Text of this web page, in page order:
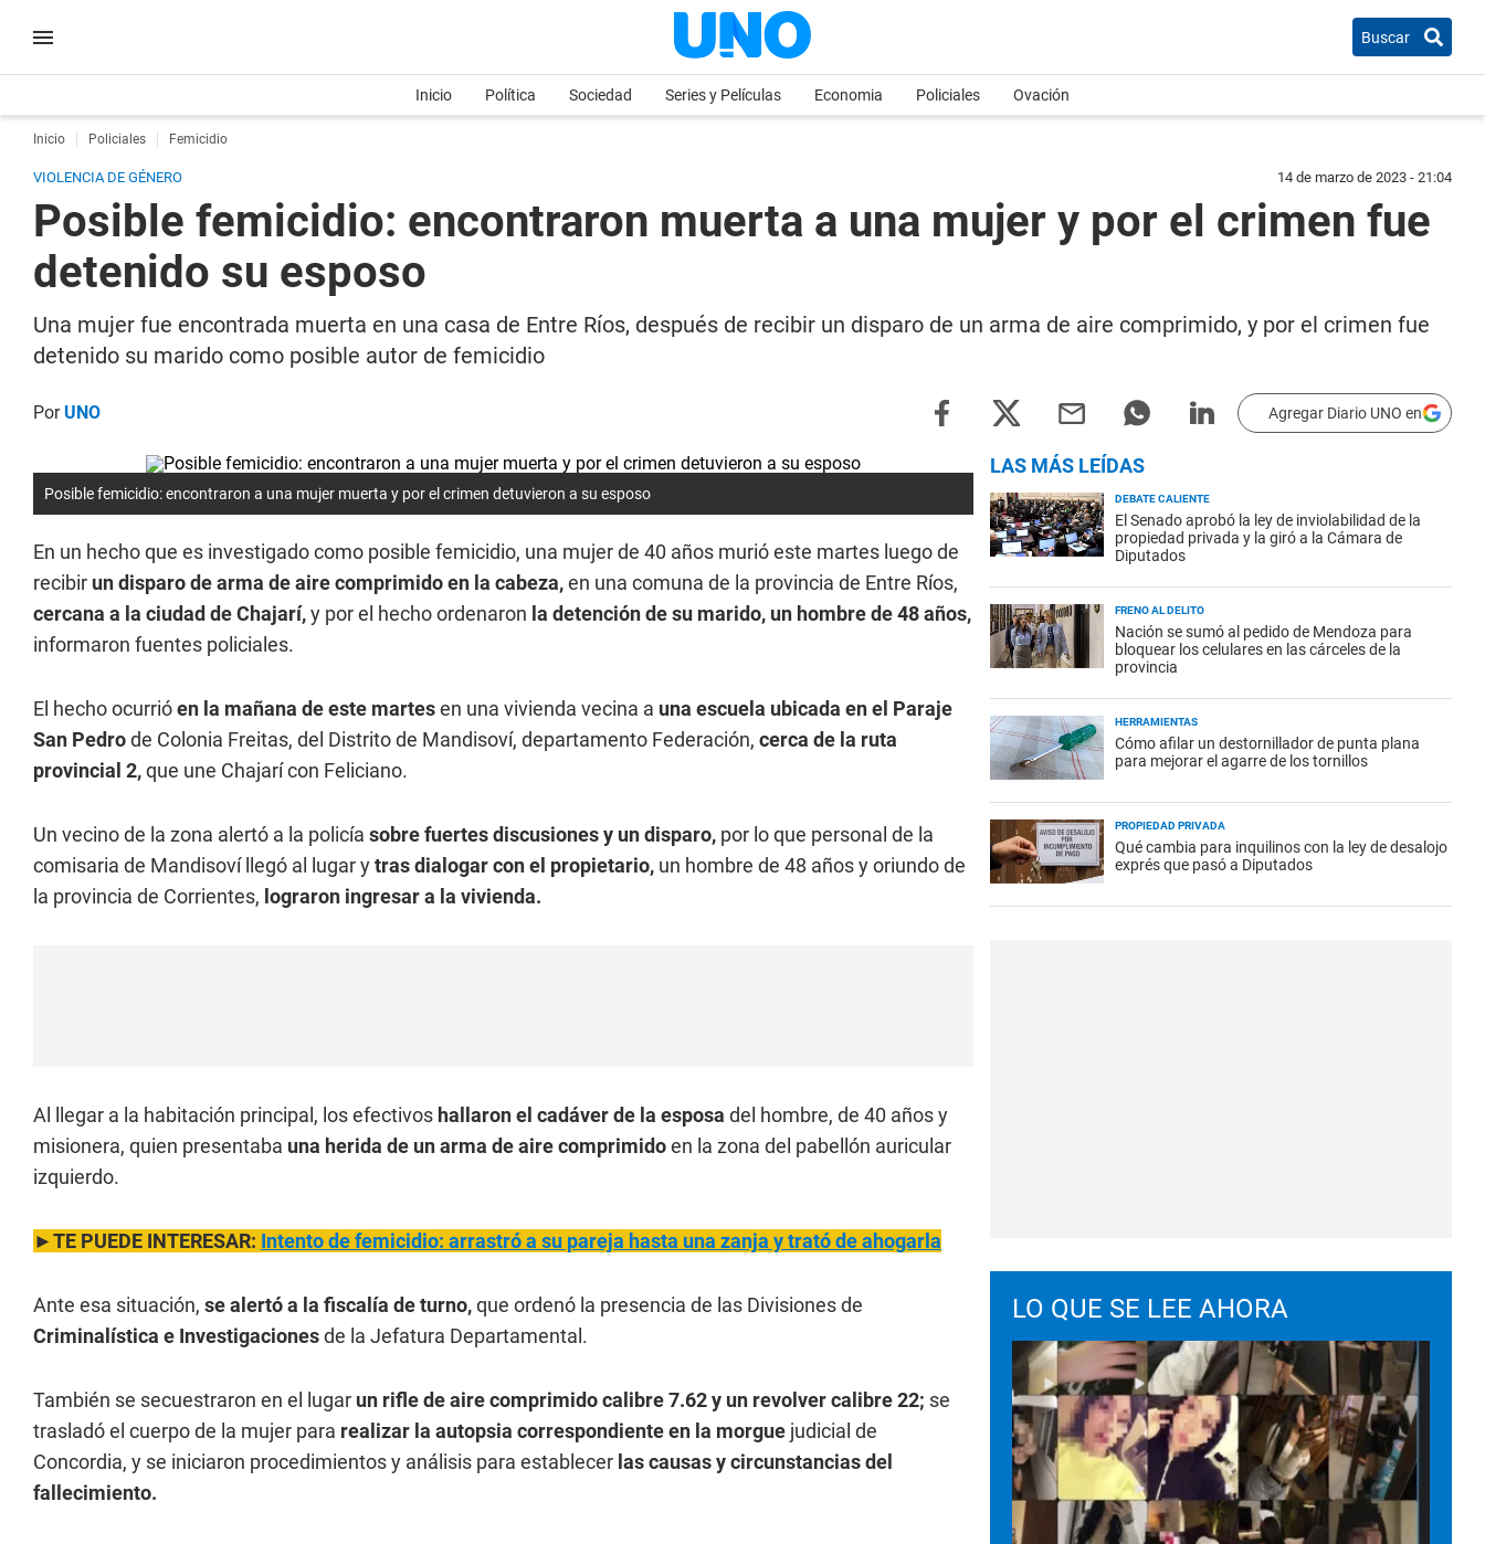
Buscar
Inicio Política Sociedad Series y Películas Economia Policiales Ovación
Inicio Policiales Femicidio
VIOLENCIA DE GÉNERO 14 de marzo de 2023 - 21:04
Posible femicidio: encontraron muerta a una mujer y por el crimen fue
detenido su esposo
Una mujer fue encontrada muerta en una casa de Entre Ríos, después de recibir un disparo de un arma de aire comprimido, y por el crimen fue
detenido su marido como posible autor de femicidio
PorUNO Agregar Diario UNO en
Posible femicidio: encontraron a una mujer muerta y por el crimen detuvieron a su esposo
En un hecho que es investigado como posible femicidio, una mujer de 40 años murió este martes luego de
recibir un disparo de arma de aire comprimido en la cabeza,en una comuna de la provincia de Entre Ríos,
cercana a la ciudad de Chajarí,y por el hecho ordenaron la detención de su marido, un hombre de 48 años,
informaron fuentes policiales.
El hecho ocurrióen la mañana de este martesen una vivienda vecina a una escuela ubicada en el Paraje
San Pedrode Colonia Freitas, del Distrito de Mandisoví, departamento Federación, cerca de la ruta
provincial 2,que une Chajarí con Feliciano.
Un vecino de la zona alertó a la policía sobre fuertes discusiones y un disparo, por lo que personal de la
comisaria de Mandisoví llegó al lugar ytras dialogar con el propietario, un hombre de 48 años y oriundo de
la provincia de Corrientes, lograron ingresar a la vivienda.
Al llegar a la habitación principal, los efectivos hallaron el cadáver de la esposa del hombre, de 40 años y
misionera, quien presentaba una herida de un arma de aire comprimidoen la zona del pabellón auricular
izquierdo.
►TE PUEDE INTERESAR: Intento de femicidio: arrastró a su pareja hasta una zanja y trató de ahogarla
Ante esa situación, se alertó a la fiscalía de turno,que ordenó la presencia de las Divisiones de
Criminalística e Investigacionesde la Jefatura Departamental.
También se secuestraron en el lugar un rifle de aire comprimido calibre 7.62 y un revolver calibre 22; se
trasladó el cuerpo de la mujer para realizar la autopsia correspondiente en la morgue judicial de
Concordia, y se iniciaron procedimientos y análisis para establecer las causas y circunstancias del
fallecimiento.
LAS MÁS LEÍDAS
DEBATE CALIENTE
El Senado aprobó la ley de inviolabilidad de la
propiedad privada y la giró a la Cámara de
Diputados
FRENO AL DELITO
Nación se sumó al pedido de Mendoza para
bloquear los celulares en las cárceles de la
provincia
HERRAMIENTAS
Cómo afilar un destornillador de punta plana
para mejorar el agarre de los tornillos
PROPIEDAD PRIVADA
Qué cambia para inquilinos con la ley de desalojo
exprés que pasó a Diputados
LO QUE SE LEE AHORA